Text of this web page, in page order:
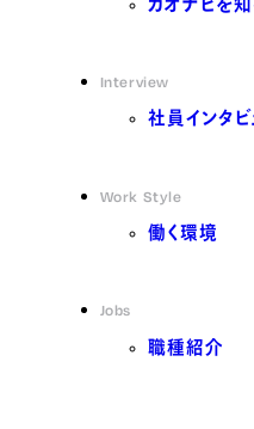
カオナビを知
Interview
社員インタビ
Work Style
働く環境
Jobs
職種紹介